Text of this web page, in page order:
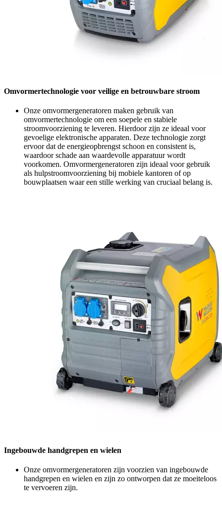
Omvormertechnologie voor veilige en betrouwbare stroom
Onze omvormergeneratoren maken gebruik van
omvormertechnologie om een ​​soepele en stabiele
stroomvoorziening te leveren. Hierdoor zijn ze ideaal voor
gevoelige elektronische apparaten. Deze technologie zorgt
ervoor dat de energieopbrengst schoon en consistent is,
waardoor schade aan waardevolle apparatuur wordt
voorkomen. Omvormergeneratoren zijn ideaal voor gebruik
als hulpstroomvoorziening bij mobiele kantoren of op
bouwplaatsen waar een stille werking van cruciaal belang is.
Ingebouwde handgrepen en wielen
Onze omvormergeneratoren zijn voorzien van ingebouwde
handgrepen en wielen en zijn zo ontworpen dat ze moeiteloos
te vervoeren zijn.